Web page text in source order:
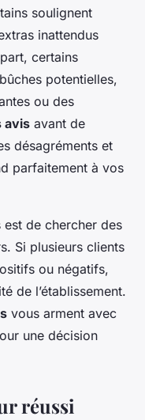
soulignent
inattendus
certains
potentielles,
ou des
avis avant de
désagréments et
parfaitement à vos
de chercher des
Si plusieurs clients
ou négatifs,
de l’établissement.
vous arment avec
une décision
réussi